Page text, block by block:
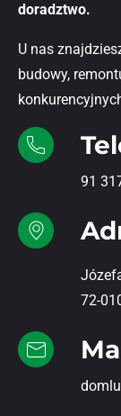
doradztwo.
U nas
budowy,
91
72-